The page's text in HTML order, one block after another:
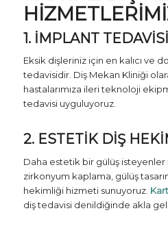
1. İMPLANT TEDAVISI
Eksik dişleriniz için en kalıcı ve
tedavisidir. Diş Mekan Kliniği
hastalarımıza ileri teknoloji
tedavisi uyguluyoruz.
2. ESTETIK DIŞ
Daha estetik bir gülüş isteyenler
zirkonyum kaplama, gülüş
hekimliği hizmeti sunuyoruz.
diş tedavisi denildiğinde akla